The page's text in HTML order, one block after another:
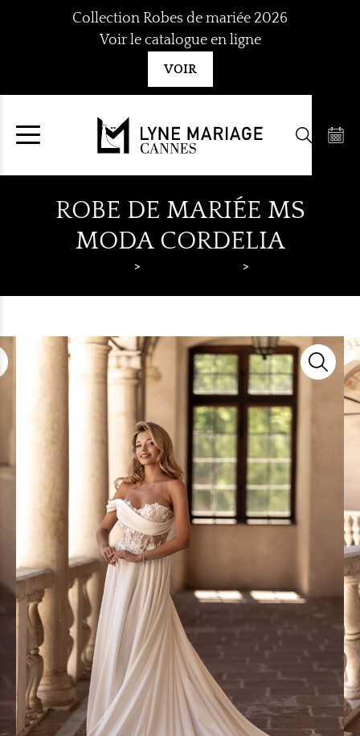
Collection Robes de mariée 2026
Voir le catalogue en ligne
VOIR
ROBE DE MARIÉE MS
MODA CORDELIA